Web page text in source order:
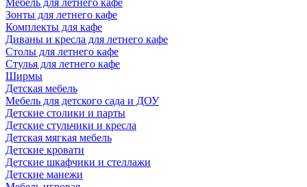
Мебель для летнего кафе
Зонты для летнего кафе
Комплекты для кафе
Диваны и кресла для летнего кафе
Столы для летнего кафе
Стулья для летнего кафе
Ширмы
Детская мебель
Мебель для детского сада и ДОУ
Детские столики и парты
Детские стульчики и кресла
Детская мягкая мебель
Детские кровати
Детские шкафчики и стеллажи
Детские манежи